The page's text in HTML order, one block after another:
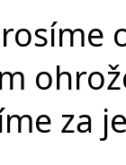
za